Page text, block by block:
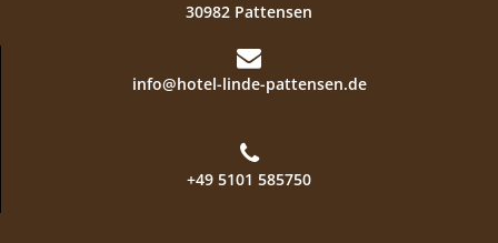
30982 Pattensen
info@hotel-linde-pattensen.de
+49 5101 585750